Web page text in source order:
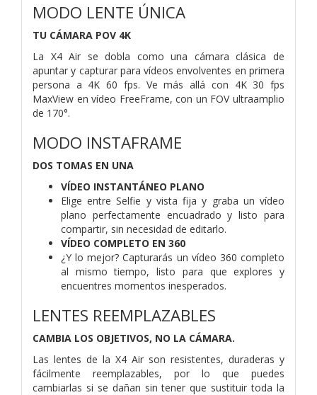
MODO LENTE ÚNICA
TU CÁMARA POV 4K
La X4 Air se dobla como una cámara clásica de
apuntar y capturar para vídeos envolventes en primera
persona a 4K 60 fps. Ve más allá con 4K 30 fps
MaxView en vídeo FreeFrame, con un FOV ultraamplio
de 170°.
MODO INSTAFRAME
DOS TOMAS EN UNA
VÍDEO INSTANTÁNEO PLANO
Elige entre Selfie y vista fija y graba un vídeo
plano perfectamente encuadrado y listo para
compartir, sin necesidad de editarlo.
VÍDEO COMPLETO EN 360
¿Y lo mejor? Capturarás un vídeo 360 completo
al mismo tiempo, listo para que explores y
encuentres momentos inesperados.
LENTES REEMPLAZABLES
CAMBIA LOS OBJETIVOS, NO LA CÁMARA.
Las lentes de la X4 Air son resistentes, duraderas y
fácilmente reemplazables, por lo que puedes
cambiarlas si se dañan sin tener que sustituir toda la